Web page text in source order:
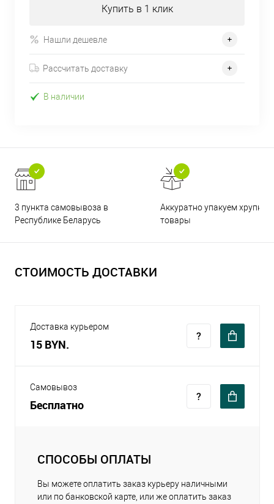
Купить в 1 клик
Нашли дешевле
Рассчитать доставку
В наличии
3 пункта самовывоза в
Республике Беларусь
Аккуратно упакуем хрупкие
товары
СТОИМОСТЬ ДОСТАВКИ
Доставка курьером
15 BYN.
Самовывоз
Бесплатно
СПОСОБЫ ОПЛАТЫ
Вы можете оплатить заказ курьеру наличными
или по банковской карте, или же оплатить заказ